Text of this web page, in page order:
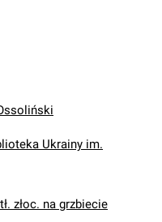
Ukrainy im.
złoc. na grzbiecie